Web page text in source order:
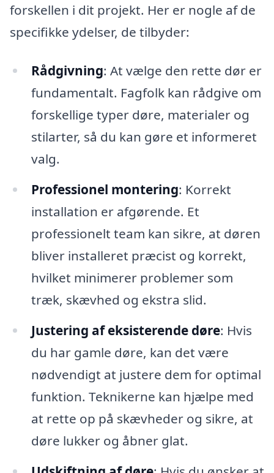
forskellen i dit projekt. Her er nogle af de
specifikke ydelser, de tilbyder:
Rådgivning: At vælge den rette dør er
fundamentalt. Fagfolk kan rådgive om
forskellige typer døre, materialer og
stilarter, så du kan gøre et informeret
valg.
Professionel montering: Korrekt
installation er afgørende. Et
professionelt team kan sikre, at døren
bliver installeret præcist og korrekt,
hvilket minimerer problemer som
træk, skævhed og ekstra slid.
Justering af eksisterende døre: Hvis
du har gamle døre, kan det være
nødvendigt at justere dem for optimal
funktion. Teknikerne kan hjælpe med
at rette op på skævheder og sikre, at
døre lukker og åbner glat.